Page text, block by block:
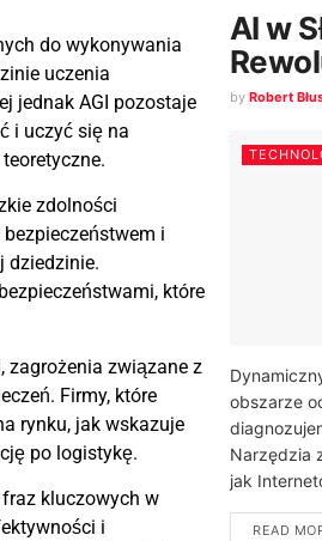
do wykonywania
uczenia
jednak AGI pozostaje
i uczyć się na
zdolności
i
dziedzinie.
które
zagrożenia związane z
Firmy, które
rynku, jak wskazuje
po logistykę.
kluczowych w
i
AI w
by Robert
obszarze
Narzędzia
jak
READ